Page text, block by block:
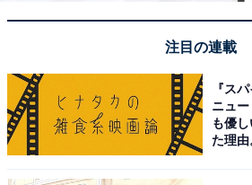
注目の連載
『ス
ニュ
も優
た理由